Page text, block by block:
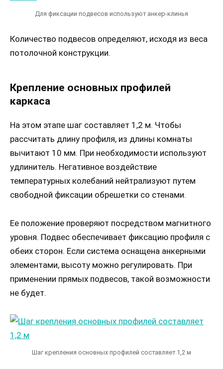
Для фиксации подвесов используют анкер-клинья
Количество подвесов определяют, исходя из веса
потолочной конструкции.
Крепление основных профилей
каркаса
На этом этапе шаг составляет 1,2 м. Чтобы
рассчитать длину профиля, из длины комнаты
вычитают 10 мм. При необходимости используют
удлинитель. Негативное воздействие
температурных колебаний нейтрализуют путем
свободной фиксации обрешетки со стенами.
Ее положение проверяют посредством магнитного
уровня. Подвес обеспечивает фиксацию профиля с
обеих сторон. Если система оснащена анкерными
элементами, высоту можно регулировать. При
применении прямых подвесов, такой возможности
не будет.
Шаг крепления основных профилей составляет 1,2 м